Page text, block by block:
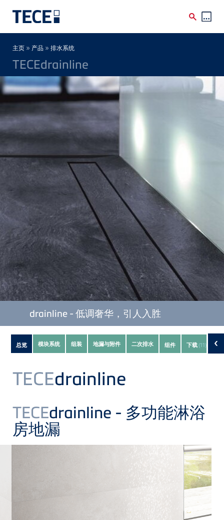
Breadcrumb
主页 » 产品 » 排水系统
TECEdrainline
drainline - 低调奢华，引人入胜
Subnavigation
of
current
Product
总览 模块系统 组装 地漏与附件 二次排水 组件 下载(11) ‹
TECEdrainline
TECEdrainline - 多功能淋浴
房地漏